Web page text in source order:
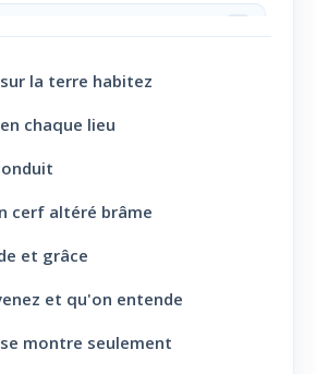
sacerdoce
Amour
sa Loi
fraternelle
la terre habitez
chaque lieu
cerf altéré brâme
et grâce
et qu'on entende
montre seulement